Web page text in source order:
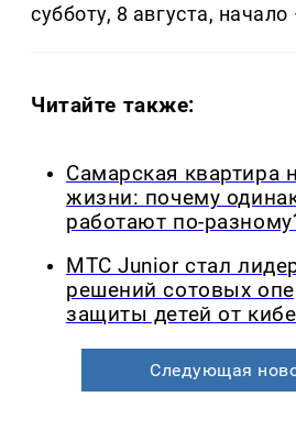
субботу, 8 августа,
Читайте также:
Самарская квартира
жизни: почему
работают по-
МТС Junior стал
решений сотовых
защиты детей от
Следующая